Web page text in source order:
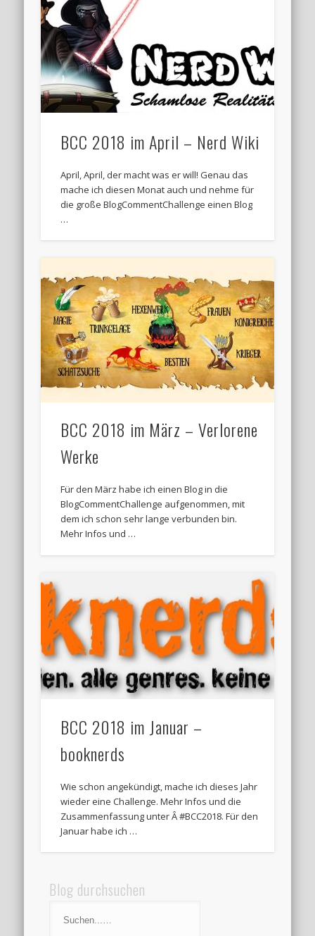
BCC 2018 im April – Nerd Wiki
April, April, der macht was er will! Genau das
mache ich diesen Monat auch und nehme für
die große BlogCommentChallenge einen Blog
…
BCC 2018 im März – Verlorene
Werke
Für den März habe ich einen Blog in die
BlogCommentChallenge aufgenommen, mit
dem ich schon sehr lange verbunden bin.
Mehr Infos und …
BCC 2018 im Januar –
booknerds
Wie schon angekündigt, mache ich dieses Jahr
wieder eine Challenge. Mehr Infos und die
Zusammenfassung unter Â #BCC2018. Für den
Januar habe ich …
Blog durchsuchen